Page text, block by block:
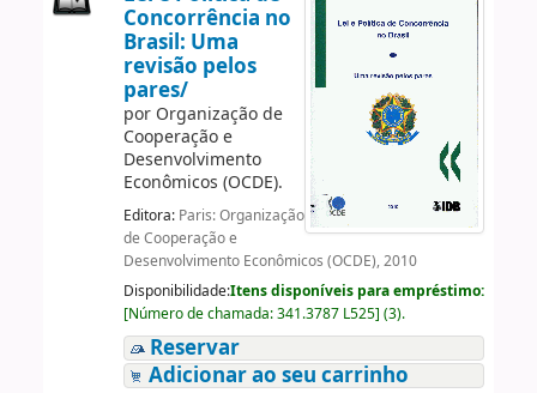
Concorrência no
Brasil: Uma
revisão pelos
pares/
por Organização de
Cooperação e
Desenvolvimento
Econômicos (OCDE).
Editora: Paris: Organização
de Cooperação e
Desenvolvimento Econômicos (OCDE), 2010
Disponibilidade:Itens disponíveis para empréstimo:
[Número de chamada:341.3787 L525] (3).
Reservar
Adicionar ao seu carrinho